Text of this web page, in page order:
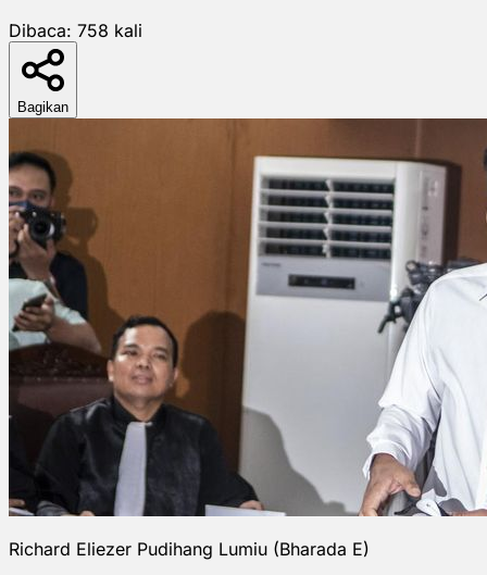
Dibaca: 758 kali
Bagikan
Richard Eliezer Pudihang Lumiu (Bharada E)